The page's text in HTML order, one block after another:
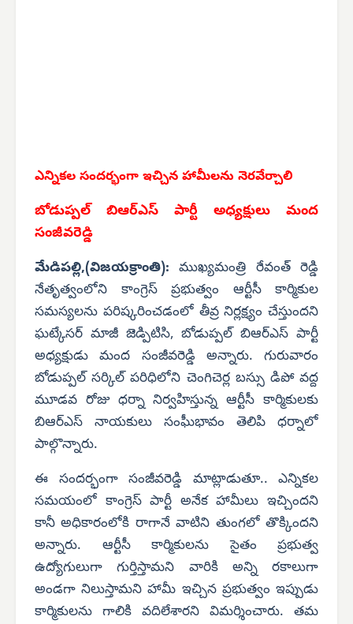
ఎన్నికల సందర్భంగా ఇచ్చిన హామీలను నెరవేర్చాలి
బోడుప్పల్ బిఆర్ఎస్ పార్టీ అధ్యక్షులు మంద
సంజీవరెడ్డి
మేడిపల్లి,(విజయక్రాంతి):ముఖ్యమంత్రి రేవంత్ రెడ్డి
నేతృత్వంలోని కాంగ్రెస్ ప్రభుత్వం ఆర్టీసీ కార్మికుల
సమస్యలను పరిష్కరించడంలో తీవ్ర నిర్లక్ష్యం చేస్తుందని
ఘట్కేసర్ మాజీ జెడ్పిటిసి, బోడుప్పల్ బిఆర్ఎస్ పార్టీ
అధ్యక్షుడు మంద సంజీవరెడ్డి అన్నారు. గురువారం
బోడుప్పల్ సర్కిల్ పరిధిలోని చెంగిచెర్ల బస్సు డిపో వద్ద
మూడవ రోజు ధర్నా నిర్వహిస్తున్న ఆర్టీసీ కార్మికులకు
బిఆర్ఎస్ నాయకులు సంఘీభావం తెలిపి ధర్నాలో
పాల్గొన్నారు.
ఈ సందర్భంగా సంజీవరెడ్డి మాట్లాడుతూ.. ఎన్నికల
సమయంలో కాంగ్రెస్ పార్టీ అనేక హామీలు ఇచ్చిందని
కానీ అధికారంలోకి రాగానే వాటిని తుంగలో తొక్కిందని
అన్నారు. ఆర్టీసీ కార్మికులను సైతం ప్రభుత్వ
ఉద్యోగులుగా గుర్తిస్తామని వారికి అన్ని రకాలుగా
అండగా నిలుస్తామని హామీ ఇచ్చిన ప్రభుత్వం ఇప్పుడు
కార్మికులను గాలికి వదిలేశారని విమర్శించారు. తమ